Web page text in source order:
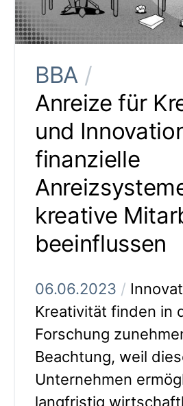
BBA /
Anreize für
und
finanzielle
kreative
beeinflussen
06.06.2023 /
Kreativität finden in
Forschung
Beachtung, weil
Unternehmen
langfristig